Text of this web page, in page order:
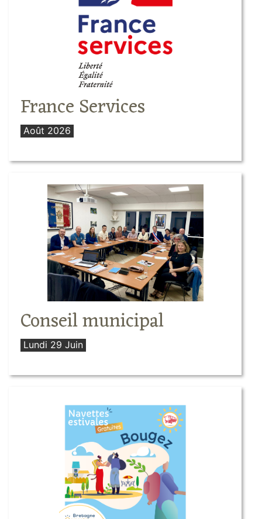
France Services
Août 2026
Conseil municipal
Lundi 29 Juin